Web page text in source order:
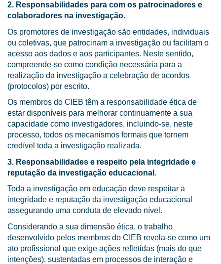
2. Responsabilidades para com os patrocinadores e
colaboradores na investigação.
Os promotores de investigação são entidades, individuais
ou coletivas, que patrocinam a investigação ou facilitam o
acesso aos dados e aos participantes. Neste sentido,
compreende-se como condição necessária para a
realização da investigação a celebração de acordos
(protocolos) por escrito.
Os membros do CIEB têm a responsabilidade ética de
estar disponíveis para melhorar continuamente a sua
capacidade como investigadores, incluindo-se, neste
processo, todos os mecanismos formais que tornem
credível toda a investigação realizada.
3. Responsabilidades e respeito pela integridade e
reputação da investigação educacional.
Toda a investigação em educação deve respeitar a
integridade e reputação da investigação educacional
assegurando uma conduta de elevado nível.
Considerando a sua dimensão ética, o trabalho
desenvolvido pelos membros do CIEB revela-se como um
ato profissional que exige ações refletidas (mais do que
intenções), sustentadas em processos de interação e